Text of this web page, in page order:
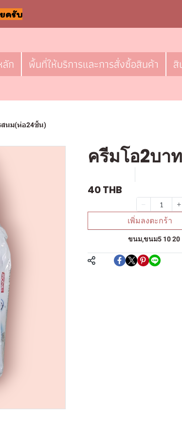
ครับ
ก พื้นที่ให้บริการและการสั่งซื้อสินค้า
สนม(ห่อ24ชิ้น)
ครีมโอ2บ
40 THB
เพิ่มลงตะกร้า
ขนม,ขนม5 10 20